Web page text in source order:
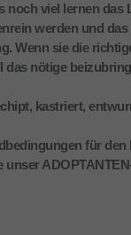
noch viel lernen
werden und
Wenn sie die
das nötige
kastriert,
für
unser